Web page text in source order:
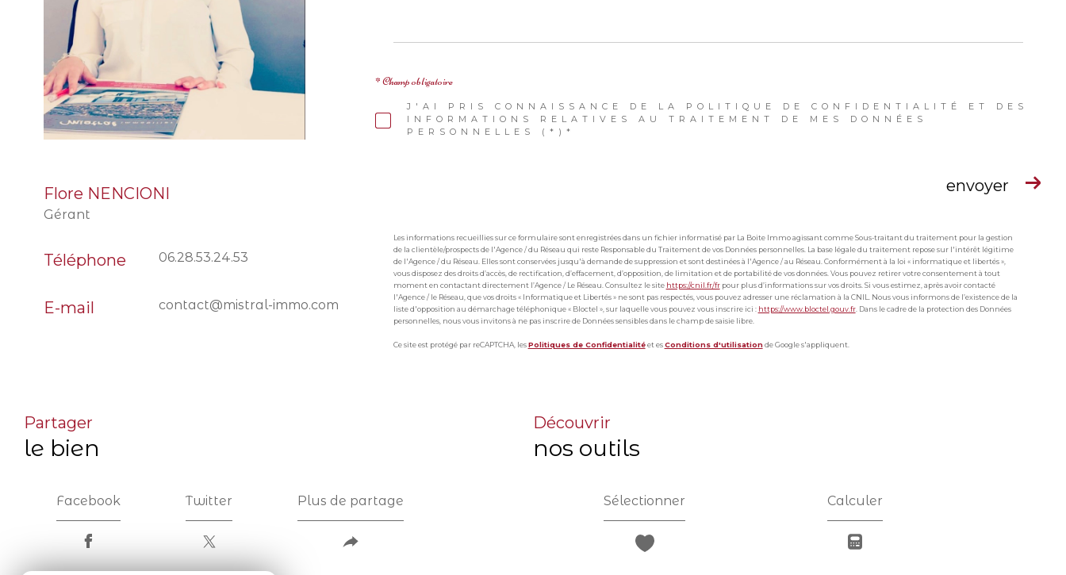
Flore NENCIONI
Gérant
Téléphone 06.28.53.24.53
E-mail contact@mistral-immo.com
J'AI PRIS CONNAISSANCE DE LA POLITIQUE DE CONFIDENTIALITÉ ET DES
INFORMATIONS RELATIVES AU TRAITEMENT DE MES DONNÉES
PERSONNELLES (*)*
* Champ obligatoire
envoyer
Les informations recueillies sur ce formulaire sont enregistrées dans un fichier informatisé par La Boite Immo agissant comme Sous-traitant du traitement pour la gestion
de la clientèle/prospects de l'Agence / du Réseau qui reste Responsable du Traitement de vos Données personnelles. La base légale du traitement repose sur l'intérêt légitime
de l'Agence / du Réseau. Elles sont conservées jusqu'à demande de suppression et sont destinées à l'Agence / au Réseau. Conformément à la loi « informatique et libertés »,
vous disposez des droits d’accès, de rectification, d’effacement, d’opposition, de limitation et de portabilité de vos données. Vous pouvez retirer votre consentement à tout
moment en contactant directement l’Agence / Le Réseau. Consultez le site https://cnil.fr/frpour plus d’informations sur vos droits. Si vous estimez, après avoir contacté
l'Agence / le Réseau, que vos droits « Informatique et Libertés » ne sont pas respectés, vous pouvez adresser une réclamation à la CNIL. Nous vous informons de l’existence de la
liste d'opposition au démarchage téléphonique « Bloctel », sur laquelle vous pouvez vous inscrire ici : https://www.bloctel.gouv.fr. Dans le cadre de la protection des Données
personnelles, nous vous invitons à ne pas inscrire de Données sensibles dans le champ de saisie libre.
Ce site est protégé par reCAPTCHA, lesPolitiques de Confidentialitéet esConditions d'utilisationde Google s'appliquent.
partager
le bien
Facebook Twitter Plus de partage
découvrir
nos outils
Sélectionner Calculer